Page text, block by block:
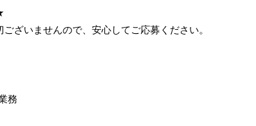
ざいませんので、安心してご応募ください。
務